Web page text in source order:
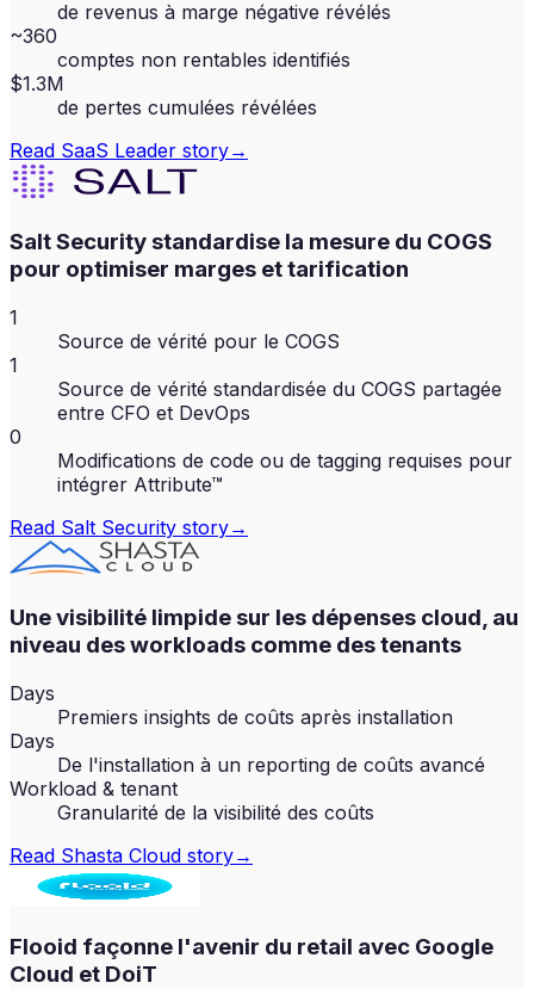
de revenus à marge négative révélés
~360
comptes non rentables identifiés
$1.3M
de pertes cumulées révélées
Read SaaS Leader story→
Salt Security standardise la mesure du COGS
pour optimiser marges et tarification
1
Source de vérité pour le COGS
1
Source de vérité standardisée du COGS partagée
entre CFO et DevOps
0
Modifications de code ou de tagging requises pour
intégrer Attribute™
Read Salt Security story→
Une visibilité limpide sur les dépenses cloud, au
niveau des workloads comme des tenants
Days
Premiers insights de coûts après installation
Days
De l'installation à un reporting de coûts avancé
Workload & tenant
Granularité de la visibilité des coûts
Read Shasta Cloud story→
Flooid façonne l'avenir du retail avec Google
Cloud et DoiT